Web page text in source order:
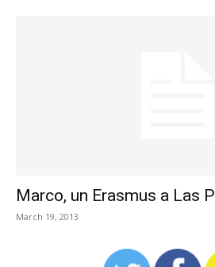
Marco, un Erasmus a Las
March 19, 2013